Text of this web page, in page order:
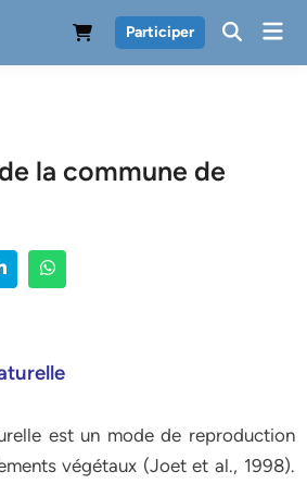
Participer
la commune de
est un mode de reproduction
végétaux (Joet et al., 1998).